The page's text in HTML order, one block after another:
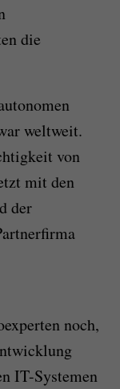
die
weltweit.
von
mit den
der
noch,
IT-Systemen